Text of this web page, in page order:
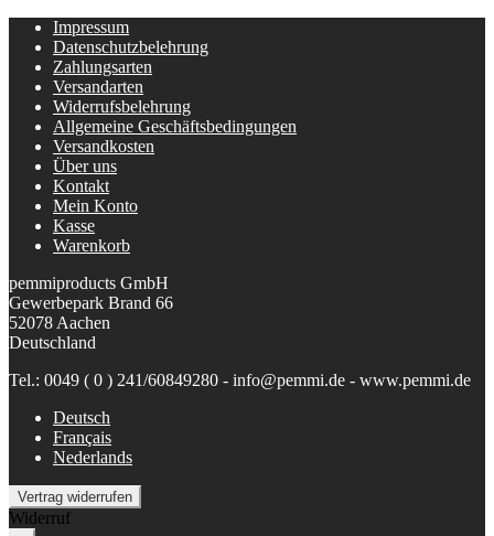
Impressum
Datenschutzbelehrung
Zahlungsarten
Versandarten
Widerrufsbelehrung
Allgemeine Geschäftsbedingungen
Versandkosten
Über uns
Kontakt
Mein Konto
Kasse
Warenkorb
pemmiproducts GmbH
Gewerbepark Brand 66
52078 Aachen
Deutschland
Tel.: 0049 ( 0 ) 241/60849280 - info@pemmi.de - www.pemmi.de
Deutsch
Français
Nederlands
Vertrag widerrufen
Widerruf